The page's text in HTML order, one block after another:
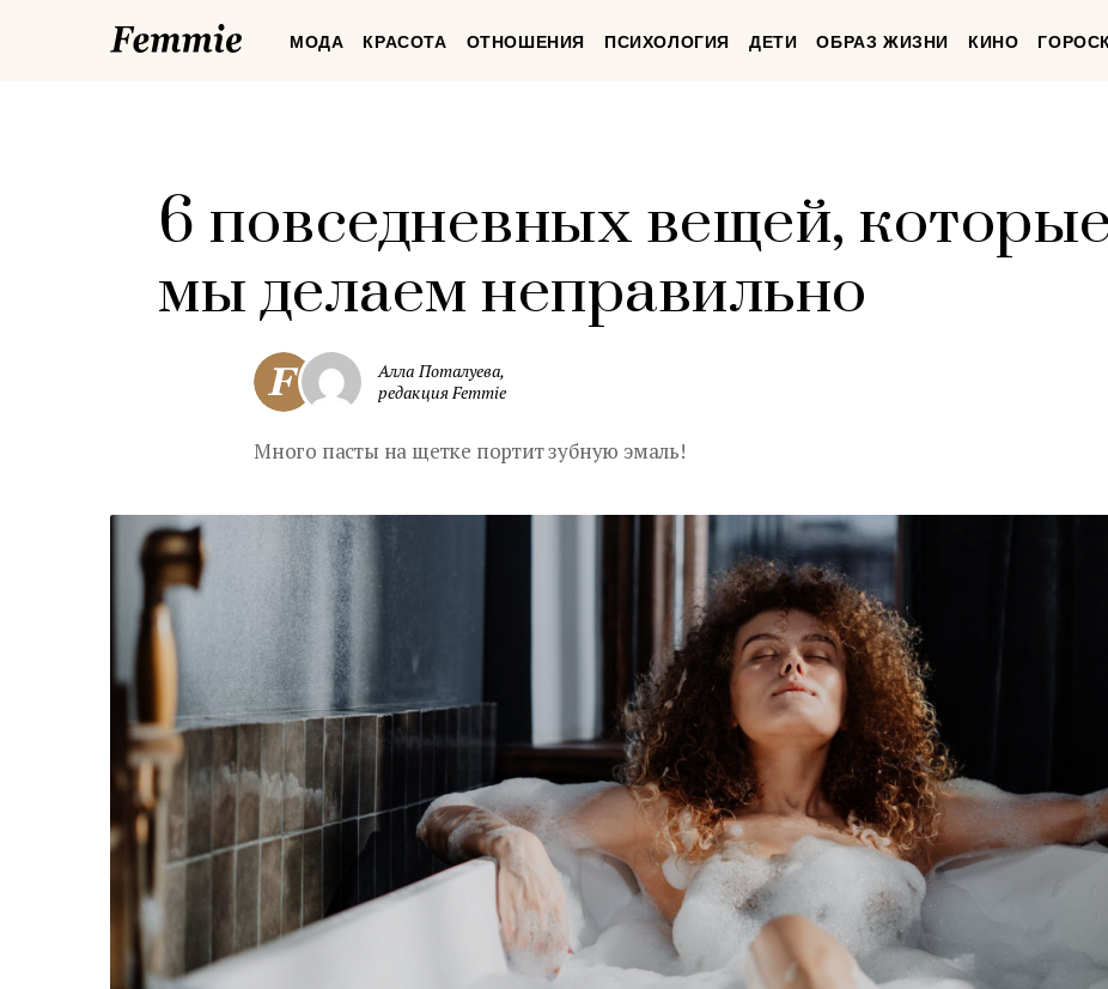
FemmieМОДА КРАСОТА ОТНОШЕНИЯ ПСИХОЛОГИЯ ДЕТИ ОБРАЗ ЖИЗНИ КИНО
6 повседневных вещей, которые
мы делаем неправильно
Алла Поталуева,
редакция Femmie
Много пасты на щетке портит зубную эмаль!